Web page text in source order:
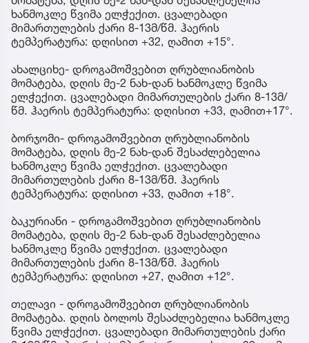
ხანმოკლე წვიმა ელჭექით. ცვალებადი
მიმართულების ქარი 8-13მ/წმ. ჰაერის
ტემპერატურა: დღისით +32, ღამით +15°.
ახალციხე- დროგამოშვებით ღრუბლიანობის
მომატება, დღის მე-2 ნახ-დან ხანმოკლე წვიმა
ელჭექით. ცვალებადი მიმართულების ქარი 8-13მ/
წმ. ჰაერის ტემპერატურა: დღისით +33, ღამით+17°.
ბორჯომი- დროგამოშვებით ღრუბლიანობის
მომატება, დღის მე-2 ნახ-დან შესაძლებელია
ხანმოკლე წვიმა ელჭექით. ცვალებადი
მიმართულების ქარი 8-13მ/წმ. ჰაერის
ტემპერატურა: დღისით +33, ღამით +18°.
ბაკურიანი - დროგამოშვებით ღრუბლიანობის
მომატება, დღის მე-2 ნახ-დან შესაძლებელია
ხანმოკლე წვიმა ელჭექით. ცვალებადი
მიმართულების ქარი 8-13მ/წმ. ჰაერის
ტემპერატურა: დღისით +27, ღამით +12°.
თელავი - დროგამოშვებით ღრუბლიანობის
მომატება. დღის ბოლოს შესაძლებელია ხანმოკლე
წვიმა ელჭექით. ცვალებადი მიმართულების ქარი